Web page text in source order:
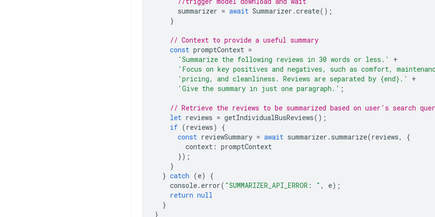
summarizer = await Summarizer .create();
}
// Context to provide a useful summary
const promptContext =
'Summarize the following reviews in 30 words or less.'
+
'Focus on key positives and negatives, such as comfort,
'pricing, and cleanliness. Reviews are separated by {end}.'
+
'Give the summary in just one paragraph.' ;
// Retrieve the reviews to be summarized based on user's search
let reviews = getIndividualBusReviews();
if (reviews)
{
const reviewSummary = await summarizer . summarize(reviews,
{
context : promptContext
});
}
} catch (e)
{
console. error( "SUMMARIZER_API_ERROR: " , e);
return null
}
}